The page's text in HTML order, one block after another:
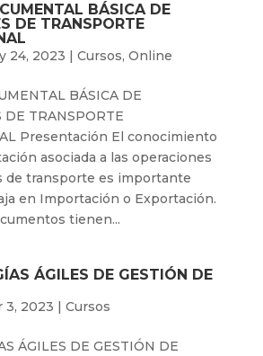
BÁSICA DE
DE TRANSPORTE
24, 2023 | Cursos, Online
BÁSICA DE
DE TRANSPORTE
Presentación El conocimiento
asociada a las operaciones
de transporte es importante
en Importación o Exportación.
tienen...
ÁGILES DE GESTIÓN DE
3, 2023 | Cursos
ÁGILES DE GESTIÓN DE